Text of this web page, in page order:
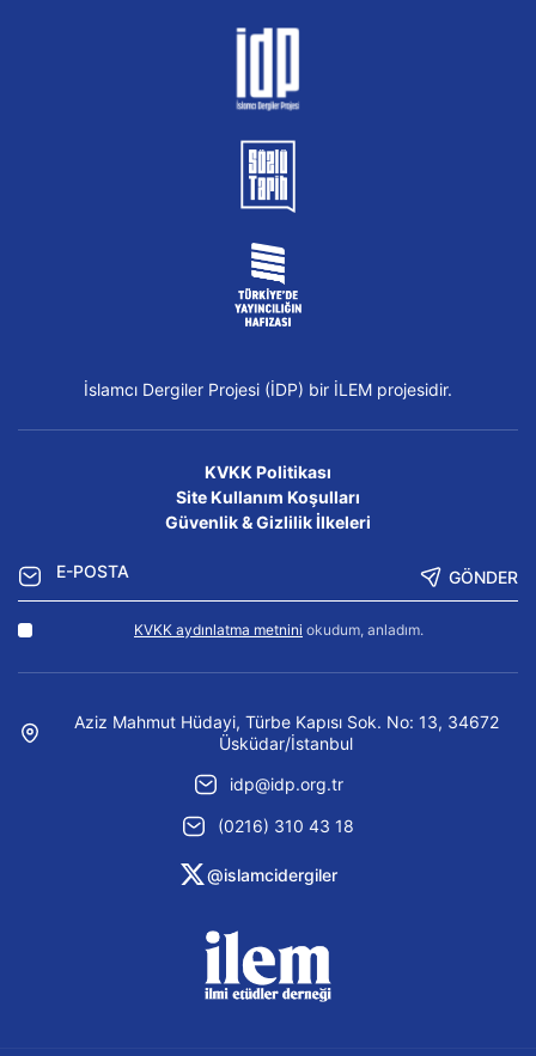
İslamcı Dergiler Projesi (İDP) bir İLEM projesidir.
KVKK Politikası
Site Kullanım Koşulları
Güvenlik & Gizlilik İlkeleri
GÖNDER
KVKK aydınlatma metnini okudum, anladım.
Aziz Mahmut Hüdayi, Türbe Kapısı Sok. No: 13, 34672
Üsküdar/İstanbul
idp@idp.org.tr
(0216) 310 43 18
@islamcidergiler